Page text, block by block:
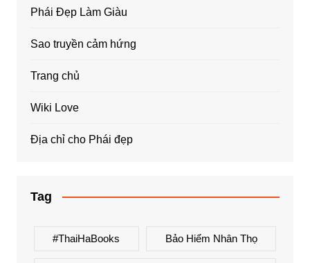
Phái Đẹp Làm Giàu
Sao truyền cảm hứng
Trang chủ
Wiki Love
Địa chỉ cho Phái đẹp
Tag
#ThaiHaBooks Bảo Hiểm Nhân Thọ